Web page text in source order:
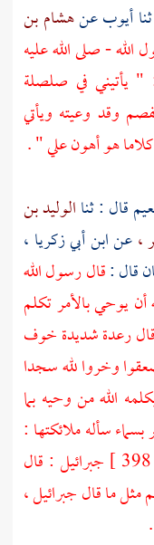
أيوبعنهشام بن
الله - صلى الله عليه
يأتيني في صلصلة
وقد وعيته ويأتي
هو أهون علي " .
قال : ثناالوليد بن
،عنابن أبي زكريا ،
قال :قال رسول الله
يوحي بالأمر تكلم
رعدة شديدة خوف
وخروا لله سجدا
الله من وحيه بما
بسماء سأله ملائكتها :
جبرائيل : قال
مثل ما قال جبرائيل ،